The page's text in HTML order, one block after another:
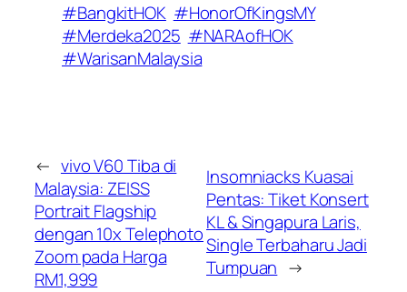
#BangkitHOK #HonorOfKingsMY
#Merdeka2025 #NARAofHOK
#WarisanMalaysia
← vivo V60 Tiba di
Malaysia: ZEISS
Portrait Flagship
dengan 10x Telephoto
Zoom pada Harga
RM1,999
Insomniacks Kuasai
Pentas: Tiket Konsert
KL & Singapura Laris,
Single Terbaharu Jadi
Tumpuan →